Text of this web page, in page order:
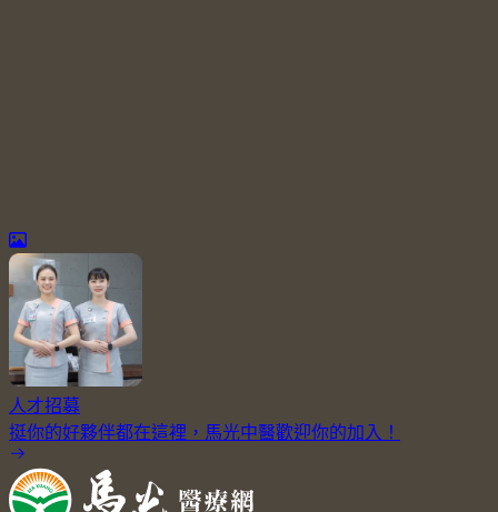
人才招募
挺你的好夥伴都在這裡，馬光中醫歡迎你的加入！